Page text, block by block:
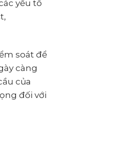
yếu tố
soát để
càng
của
đối với